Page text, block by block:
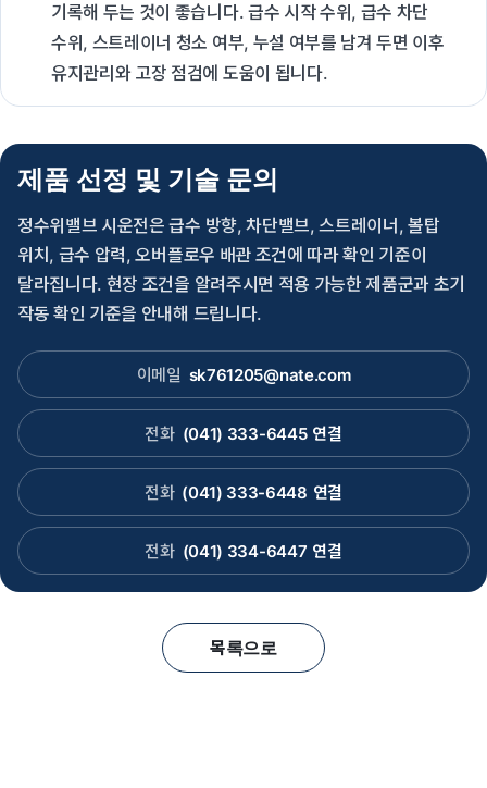
기록해 두는 것이 좋습니다. 급수 시작 수위, 급수 차단
수위, 스트레이너 청소 여부, 누설 여부를 남겨 두면 이후
유지관리와 고장 점검에 도움이 됩니다.
제품 선정 및 기술 문의
정수위밸브 시운전은 급수 방향, 차단밸브, 스트레이너, 볼탑
위치, 급수 압력, 오버플로우 배관 조건에 따라 확인 기준이
달라집니다. 현장 조건을 알려주시면 적용 가능한 제품군과 초기
작동 확인 기준을 안내해 드립니다.
이메일 sk761205@nate.com
전화 (041) 333-6445 연결
전화 (041) 333-6448 연결
전화 (041) 334-6447 연결
목록으로